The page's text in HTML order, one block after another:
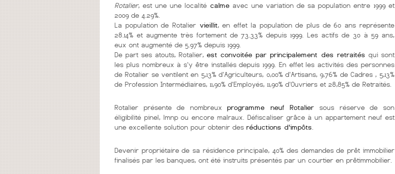
Rotalier, est une une localité calmeavec une variation de sa population entre 1999 et
2009 de 4.29%.
La population de Rotalier vieillit, en effet la population de plus de 60 ans représente
28.14% et augmente très fortement de 73.33% depuis 1999. Les actifs de 30 à 59 ans,
eux ont augmenté de 5.97% depuis 1999.
De part ses atouts, Rotalier,est convoitée par principalement des retraités qui sont
les plus nombreux à s'y être installés depuis 1999. En effet les activités des personnes
de Rotalier se ventilent en 5,13% d'Agriculteurs, 0,00% d'Artisans, 9,76% de Cadres , 5,13%
de Profession Intermédiaires, 11,90% d'Employés, 11,90% d'Ouvriers et 28,85% de Retraités.
Rotalier présente de nombreuxprogramme neuf Rotalier sous réserve de son
éligibilité pinel, lmnp ou encore malraux. Défiscaliser grâce à un appartement neuf est
une excellente solution pour obtenir des réductions d'impôts
Devenir propriétaire de sa résidence principale, 40% des demandes de prêt immobilier
finalisés par les banques, ont été instruits présentés par un courtier en prêtimmobilier.